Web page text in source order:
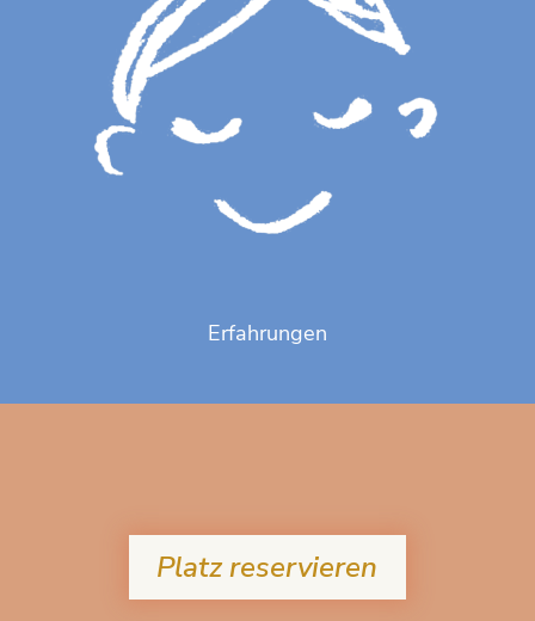
Erfahrungen
Platz reservieren